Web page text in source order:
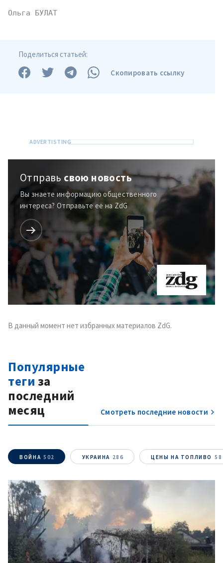
ПОДДЕРЖАТЬ
Ольга БУЛАТ
Поделиться статьей:
Скопировать ссылку
Отправь свою новость
Вы знаете информацию общественного
интереса? Отправьте её на ZdG
В данный момент нет избранных материалов ZdG.
Популярные
теги за
последний
месяц
Смотреть последние новости
ВОЙНА 502 УКРАИНА 286 ЦЕНЫ НА ТОПЛИВО 58
Электронная почта
+ Мой email